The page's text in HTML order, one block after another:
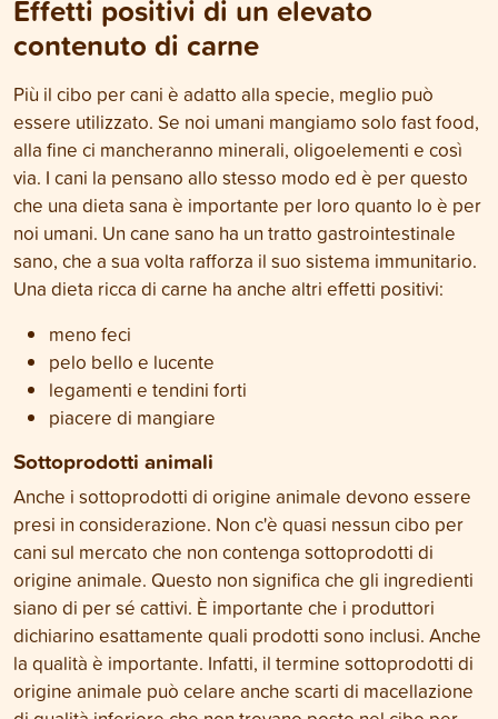
Effetti positivi di un elevato
contenuto di carne
Più il cibo per cani è adatto alla specie, meglio può
essere utilizzato. Se noi umani mangiamo solo fast food,
alla fine ci mancheranno minerali, oligoelementi e così
via. I cani la pensano allo stesso modo ed è per questo
che una dieta sana è importante per loro quanto lo è per
noi umani. Un cane sano ha un tratto gastrointestinale
sano, che a sua volta rafforza il suo sistema immunitario.
Una dieta ricca di carne ha anche altri effetti positivi:
meno feci
pelo bello e lucente
legamenti e tendini forti
piacere di mangiare
Sottoprodotti animali
Anche i sottoprodotti di origine animale devono essere
presi in considerazione. Non c'è quasi nessun cibo per
cani sul mercato che non contenga sottoprodotti di
origine animale. Questo non significa che gli ingredienti
siano di per sé cattivi. È importante che i produttori
dichiarino esattamente quali prodotti sono inclusi. Anche
la qualità è importante. Infatti, il termine sottoprodotti di
origine animale può celare anche scarti di macellazione